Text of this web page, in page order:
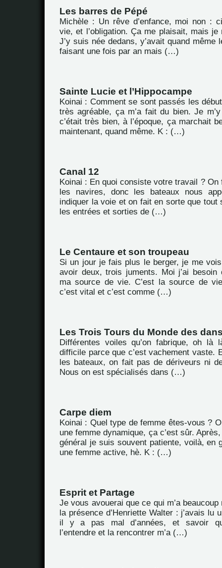
Les barres de Pépé
Michèle : Un rêve d’enfance, moi non :
vie, et l’obligation. Ça me plaisait, mais je
J’y suis née dedans, y’avait quand même
faisant une fois par an mais (…)
Sainte Lucie et l’Hippocampe
Koinai : Comment se sont passés les
très agréable, ça m’a fait du bien. Je
c’était très bien, à l’époque, ça marchait
maintenant, quand même. K : (…)
Canal 12
Koinai : En quoi consiste votre travail ?
les navires, donc les bateaux nous
indiquer la voie et on fait en sorte que tout
les entrées et sorties de (…)
Le Centaure et son troupeau
Si un jour je fais plus le berger, je me
avoir deux, trois juments. Moi j’ai besoin
ma source de vie. C’est la source de
c’est vital et c’est comme (…)
Les Trois Tours du Monde des
Différentes voiles qu’on fabrique, oh là
difficile parce que c’est vachement vaste.
les bateaux, on fait pas de dériveurs ni
Nous on est spécialisés dans (…)
Carpe diem
Koinai : Quel type de femme êtes-vous ?
une femme dynamique, ça c’est sûr.
général je suis souvent patiente, voilà, en
une femme active, hè. K : (…)
Esprit et Partage
Je vous avouerai que ce qui m’a
la présence d’Henriette Walter : j’avais lu
il y a pas mal d’années, et savoir
l’entendre et la rencontrer m’a (…)